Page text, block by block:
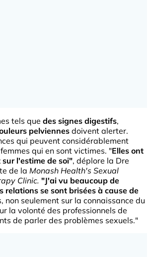
tels que des signes digestifs,
pelviennesdoivent alerter.
qui peuvent considérablement
qui en sont victimes. "Elles ont
l'estime de soi", déplore la Dre
de la Monash Health's Sexual
Clinic. "J'ai vu beaucoup de
relations se sont brisées à cause de
non seulement sur la connaissance du
la volonté des professionnels de
de parler des problèmes sexuels."